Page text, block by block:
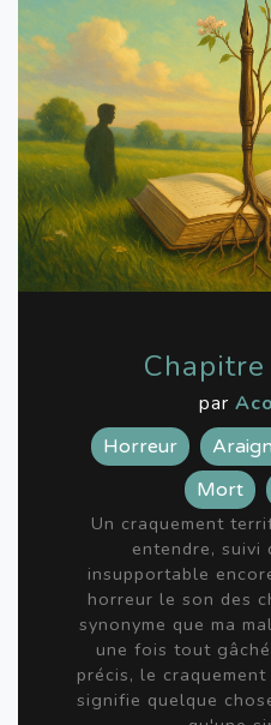
par
Horreur
Mort
Un craquement
entendre, suivi
insupportable
horreur le son des
synonyme que ma
une fois tout
précis, le
signifie quelque